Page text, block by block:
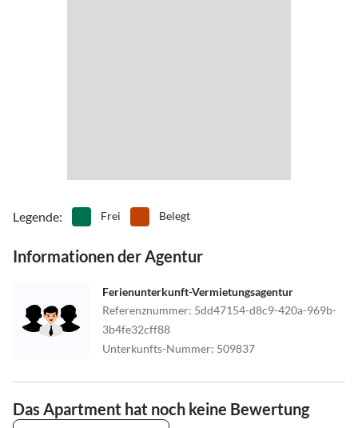
Legende: Frei Belegt
Informationen der Agentur
Ferienunterkunft-Vermietungsagentur
Referenznummer: 5dd47154-d8c9-420a-969b-
3b4fe32cff88
Unterkunfts-Nummer: 509837
Das Apartment hat noch keine Bewertung